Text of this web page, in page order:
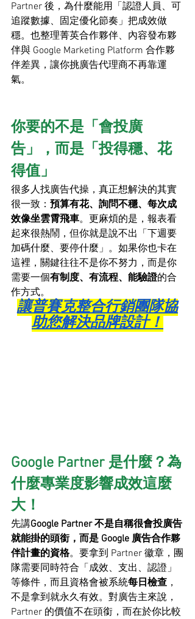
Partner 後，為什麼能用「認證人員、可
追蹤數據、固定優化節奏」把成效做
穩。也整理菁英合作夥伴、內容發布夥
伴與 Google Marketing Platform 合作夥
伴差異，讓你挑廣告代理商不再靠運
氣。
你要的不是「會投廣
告」，而是「投得穩、花
得值」
很多人找廣告代操，真正想解決的其實
很一致： 預算有花、詢問不穩、每次成
效像坐雲霄飛車。更麻煩的是，報表看
起來很熱鬧，但你就是說不出「下週要
加碼什麼、要停什麼」。如果你也卡在
這裡，關鍵往往不是你不努力，而是你
需要一個有制度、有流程、能驗證的合
作方式。
讓普賽克整合行銷團隊協
助您解決品牌設計！
Google Partner 是什麼？為
什麼專業度影響成效這麼
大！
先講Google Partner 不是自稱很會投廣告
就能掛的頭銜，而是 Google 廣告合作夥
伴計畫的資格。要拿到 Partner 徽章，團
隊需要同時符合「成效、支出、認證」
等條件，而且資格會被系統每日檢查 ，
不是拿到就永久有效。對廣告主來說，
Partner 的價值不在頭銜，而在於你比較